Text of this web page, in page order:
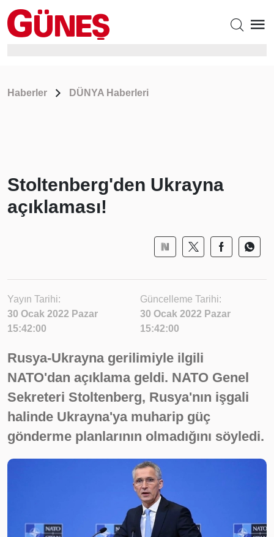
Haberler DÜNYA Haberleri
Stoltenberg'den Ukrayna
açıklaması!
Yayın Tarihi:
30 Ocak 2022 Pazar
15:42:00
Güncelleme Tarihi:
30 Ocak 2022 Pazar
15:42:00
Rusya-Ukrayna gerilimiyle ilgili
NATO'dan açıklama geldi. NATO Genel
Sekreteri Stoltenberg, Rusya'nın işgali
halinde Ukrayna'ya muharip güç
gönderme planlarının olmadığını söyledi.